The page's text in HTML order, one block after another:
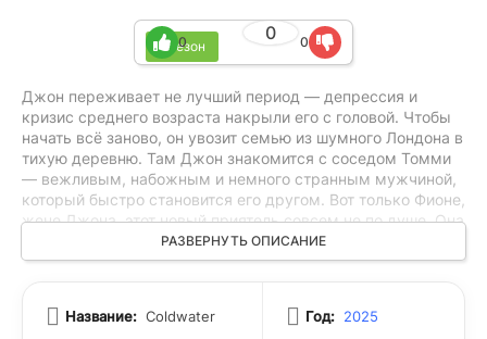
1 сезон
0
0 0
Джон переживает не лучший период — депрессия и
кризис среднего возраста накрыли его с головой. Чтобы
начать всё заново, он увозит семью из шумного Лондона в
тихую деревню. Там Джон знакомится с соседом Томми
— вежливым, набожным и немного странным мужчиной,
который быстро становится его другом. Вот только Фионе,
жене Джона, этот новый приятель совсем не по душе. Она
чувствует, что за его милой улыбкой скрывается что-то не
то. Пока их брак трещит по швам, Фиона всё больше
РАЗВЕРНУТЬ ОПИСАНИЕ
Название: Coldwater Год: 2025